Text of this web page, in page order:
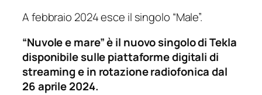
A febbraio 2024 esce il singolo “Male”.
“Nuvole e mare” è il nuovo singolo di Tekla
disponibile sulle piattaforme digitali di
streaming e in rotazione radiofonica dal
26 aprile 2024.